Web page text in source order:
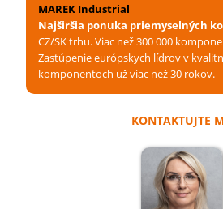
MAREK Industrial
Najširšia ponuka priemyselných
CZ/SK trhu. Viac než 300 000
Zastúpenie európskych lídrov v
komponentoch už viac než 30 rokov.
KONTAKTUJTE